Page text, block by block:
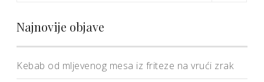
Najnovije objave
Kebab od mljevenog mesa iz friteze na vrući zrak